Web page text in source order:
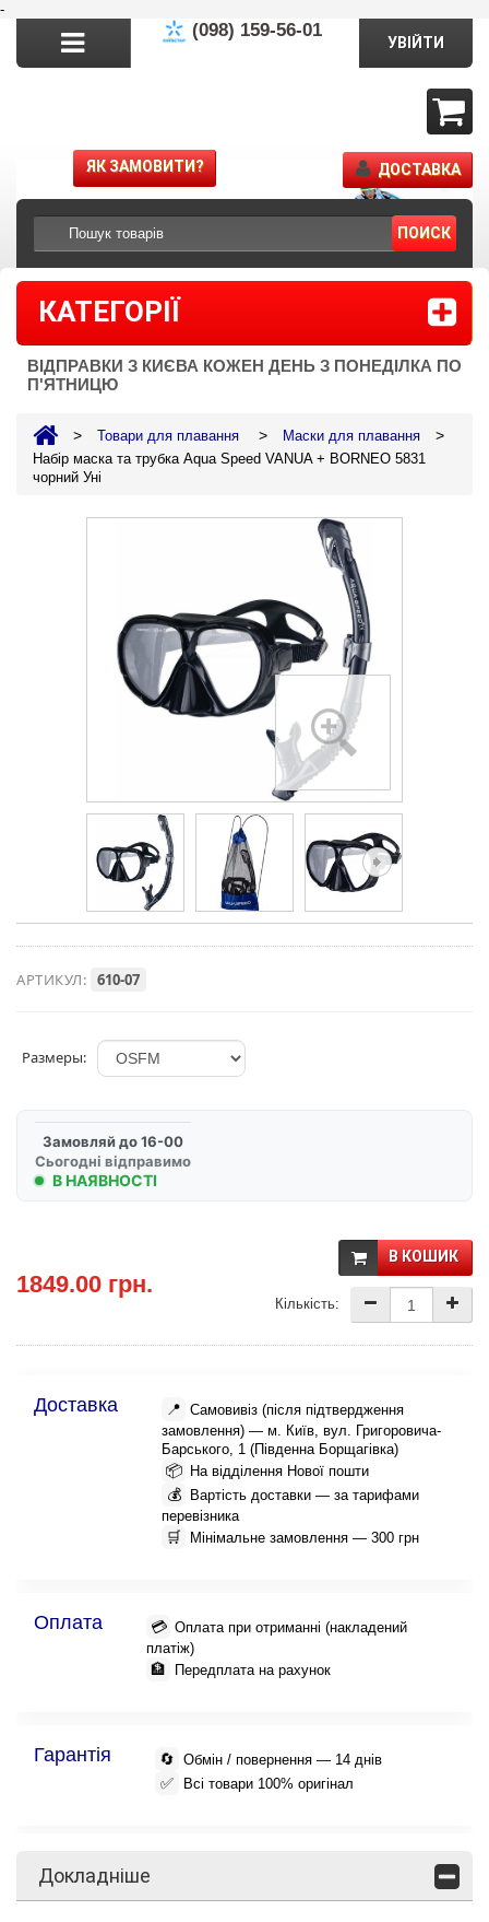
-
(098) 159-56-01
ПОИСК
УВІЙТИ
ЯК ЗАМОВИТИ? ДОСТАВКА
КАТЕГОРІЇ
ВІДПРАВКИ З КИЄВА КОЖЕН ДЕНЬ З ПОНЕДІЛКА ПО
П'ЯТНИЦЮ
> Товари для плавання > Маски для плавання >
Набір маска та трубка Aqua Speed VANUA + BORNEO 5831
чорний Уні
АРТИКУЛ: 610-07
Размеры:
Замовляй до 16-00
Сьогодні відправимо
В НАЯВНОСТІ
1849.00 грн.
В КОШИК
Кількість:
Доставка 📍 Самовивіз (після підтвердження
замовлення) — м. Київ, вул. Григоровича-
Барського, 1 (Південна Борщагівка)
📦 На відділення Нової пошти
💰
Вартість доставки — за тарифами
перевізника
🛒 Мінімальне замовлення — 300 грн
Оплата 💳 Оплата при отриманні (накладений
платіж)
🏦 Передплата на рахунок
Гарантія 🔄 Обмін / повернення — 14 днів
✅ Всі товари 100% оригінал
Докладніше